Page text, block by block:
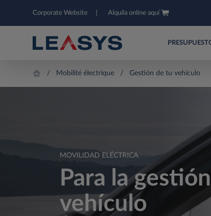
Corporate Website Alquila online aquí
Mobilité électrique Gestión de tu vehículo
MOVILIDAD ELÉCTRICA
Para la
vehículo